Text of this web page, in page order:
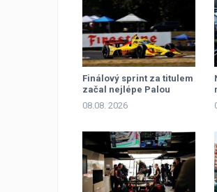
Finálový sprint za titulem
začal nejlépe Palou
08.08. 2026